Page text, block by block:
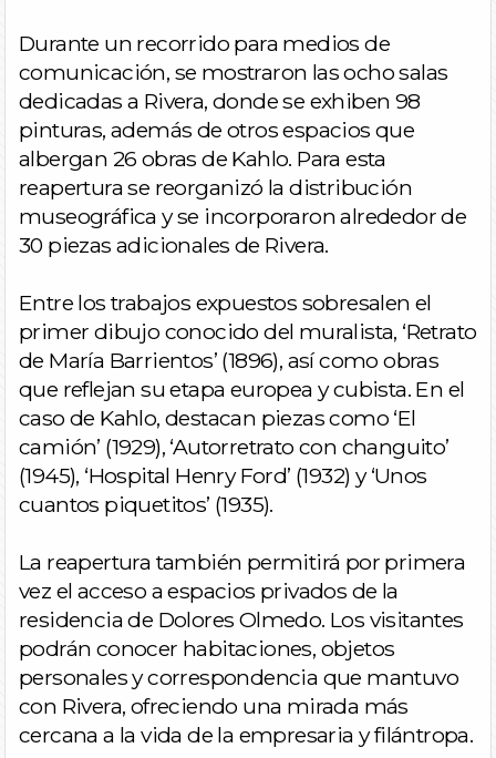
Durante un recorrido para medios de
comunicación, se mostraron las ocho salas
dedicadas a Rivera, donde se exhiben 98
pinturas, además de otros espacios que
albergan 26 obras de Kahlo. Para esta
reapertura se reorganizó la distribución
museográfica y se incorporaron alrededor de
30 piezas adicionales de Rivera.
Entre los trabajos expuestos sobresalen el
primer dibujo conocido del muralista, ‘Retrato
de María Barrientos’ (1896), así como obras
que reflejan su etapa europea y cubista. En el
caso de Kahlo, destacan piezas como ‘El
camión’ (1929), ‘Autorretrato con changuito’
(1945), ‘Hospital Henry Ford’ (1932) y ‘Unos
cuantos piquetitos’ (1935).
La reapertura también permitirá por primera
vez el acceso a espacios privados de la
residencia de Dolores Olmedo. Los visitantes
podrán conocer habitaciones, objetos
personales y correspondencia que mantuvo
con Rivera, ofreciendo una mirada más
cercana a la vida de la empresaria y filántropa.